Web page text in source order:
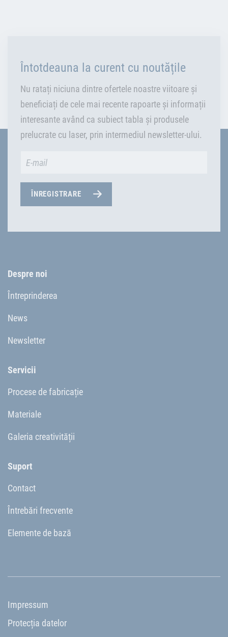
Întotdeauna la curent cu noutățile
Nu ratați niciuna dintre ofertele noastre viitoare și
beneficiați de cele mai recente rapoarte și informații
interesante având ca subiect tabla și produsele
prelucrate cu laser, prin intermediul newsletter-ului.
ÎNREGISTRARE
Despre noi
Întreprinderea
News
Newsletter
Servicii
Procese de fabricație
Materiale
Galeria creativității
Suport
Contact
Întrebări frecvente
Elemente de bază
Impressum
Protecția datelor